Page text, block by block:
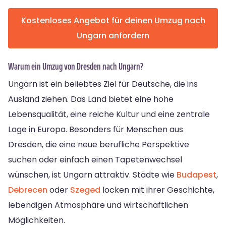
Kostenloses Angebot für deinen Umzug nach
Ungarn anfordern
Warum ein Umzug von Dresden nach Ungarn?
Ungarn ist ein beliebtes Ziel für Deutsche, die ins
Ausland ziehen. Das Land bietet eine hohe
Lebensqualität, eine reiche Kultur und eine zentrale
Lage in Europa. Besonders für Menschen aus
Dresden, die eine neue berufliche Perspektive
suchen oder einfach einen Tapetenwechsel
wünschen, ist Ungarn attraktiv. Städte wie Budapest,
Debrecen oder Szeged locken mit ihrer Geschichte,
lebendigen Atmosphäre und wirtschaftlichen
Möglichkeiten.